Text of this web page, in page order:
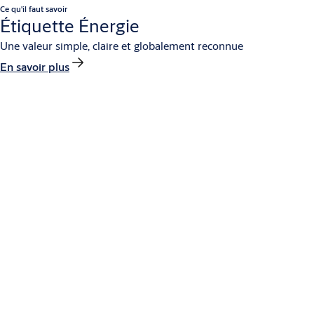
Ce qu'il faut savoir
Étiquette Énergie
Une valeur simple, claire et globalement reconnue
En savoir plus